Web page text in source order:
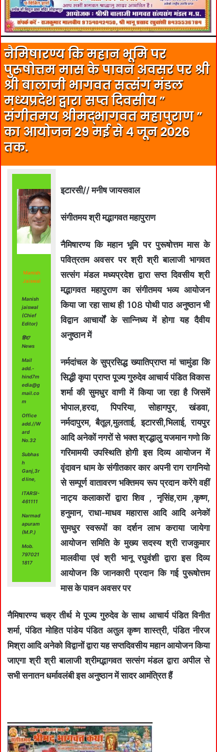
नैमिषारण्य कि महान भूमि पर
पुरूषोत्तम मास के पावन अवसर पर श्री
श्री बालाजी भागवत सत्संग मंडल
मध्यप्रदेश द्वारा सप्त दिवसीय ”
संगीतमय श्रीमद्भागवत महापुराण ”
का आयोजन 29 मई से 4 जून 2026
तक.
Manish
Jaiswal
Manish
jaiswal
(Chief
Editor)
हिंद7
News
Mail
add.-
hind7m
edia@g
mail.co
m
Office
add.//W
ard
No.32
Subhas
h
Ganj,3r
d line,
ITARSI-
461111
Narmad
apuram
(M.P.)
Mob.
797021
1817
इटारसी// मनीष जायसवाल
संगीतमय श्री मद्भागवत महापुराण
नैमिषारण्य कि महान भूमि पर पुरूषोत्तम मास के
पवित्रतम अवसर पर श्री श्री बालाजी भागवत
सत्संग मंडल मध्यप्रदेश द्वारा सप्त दिवसीय श्री
मद्भागवत महापुराण का संगीतमय भव्य आयोजन
किया जा रहा साथ ही 108 पोथी पाठ अनुष्ठान भी
विद्वान आचार्यों के सान्निध्य में होगा यह दैवीय
अनुष्ठान में
नर्मदांचल के सुप्रसिद्ध ख्यातिप्राप्त मां चामुंडा कि
सिद्धी कृपा प्राप्त पूज्य गुरुदेव आचार्य पंडित विकास
शर्मा की सुमधुर वाणी में किया जा रहा है जिसमें
भोपाल,हरदा, पिपरिया, सोहागपुर, खंडवा,
नर्मदापुरम, बैतूल,मुलताई, इटारसी,भिलाई, रायपुर
आदि अनेकों नगरों से भक्त श्रद्धालु यजमान गणो कि
गरिमामयी उपस्थिति होगी इस दिव्य आयोजन में
वृंदावन धाम के संगीतकार कार अपनी राग रागनियो
से सम्पूर्ण वातावरण भक्तिमय रूप प्रदान करेंगे वहीं
नाट्य कलाकारों द्वारा शिव , नृसिंह,राम ,कृष्ण,
हनुमान, राधा-माधव महारास आदि आदि अनेकों
सुमधुर स्वरूपों का दर्शन लाभ कराया जायेगा
आयोजन समिति के मुख्य सदस्य श्री राजकुमार
मालवीया एवं श्री भानू रघुवंशी द्वारा इस दिव्य
आयोजन कि जानकारी प्रदान कि गई पुरूषोत्तम
मास के पावन अवसर पर
नैमिषारण्य चक्र तीर्थ मे पूज्य गुरुदेव के साथ आचार्य पंडित विनीत
शर्मा, पंडित मोहित पांडेय पंडित अतुल कृष्ण शास्त्री, पंडित नीरज
मिश्रा आदि अनेको विद्वानों द्वारा यह सप्तदिवसीय महान आयोजन किया
जाएगा श्री श्री बालाजी श्रीमद्भागवत सत्संग मंडल द्वारा अपील से
सभी सनातन धर्मावलंबी इस अनुष्ठान में सादर आमंत्रित हैं